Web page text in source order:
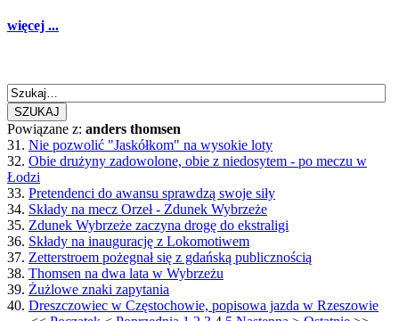
więcej ...
SZUKAJ
Powiązane z: anders thomsen
31. Nie pozwolić "Jaskółkom" na wysokie loty
32. Obie drużyny zadowolone, obie z niedosytem - po meczu w
Łodzi
33. Pretendenci do awansu sprawdzą swoje siły
34. Składy na mecz Orzeł - Zdunek Wybrzeże
35. Zdunek Wybrzeże zaczyna drogę do ekstraligi
36. Składy na inaugurację z Lokomotiwem
37. Zetterstroem pożegnał się z gdańską publicznością
38. Thomsen na dwa lata w Wybrzeżu
39. Żużlowe znaki zapytania
40. Dreszczowiec w Częstochowie, popisowa jazda w Rzeszowie